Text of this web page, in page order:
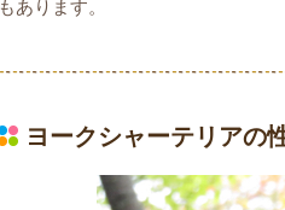
もあります。
ヨークシャーテリアの